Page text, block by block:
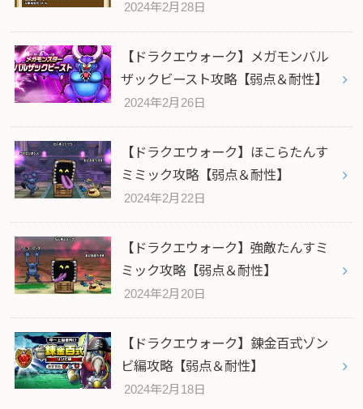
2024年2月28日
【ドラクエウォーク】メガモンバル
ザックビースト攻略【弱点＆耐性】
2024年2月26日
【ドラクエウォーク】ほこらたんす
ミミック攻略【弱点＆耐性】
2024年2月22日
【ドラクエウォーク】強敵たんすミ
ミック攻略【弱点＆耐性】
2024年2月20日
【ドラクエウォーク】錬金百式ゾン
ビ編攻略【弱点＆耐性】
2024年2月18日